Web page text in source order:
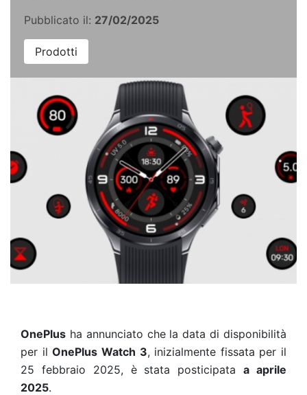
Pubblicato il: 27/02/2025
Prodotti
OnePlus ha annunciato che la data di disponibilità
per ilOnePlus Watch 3, inizialmente fissata per il
25 febbraio 2025, è stata posticipataa aprile
2025.